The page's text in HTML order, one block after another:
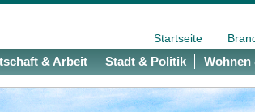
Startseite
& Arbeit Stadt & Politik Wohnen